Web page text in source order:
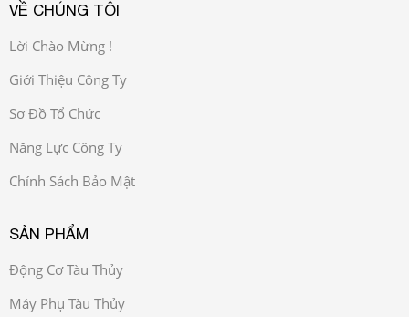
VỀ CHÚNG TÔI
Lời Chào Mừng !
Giới Thiệu Công Ty
Sơ Đồ Tổ Chức
Năng Lực Công Ty
Chính Sách Bảo Mật
SẢN PHẨM
Động Cơ Tàu Thủy
Máy Phụ Tàu Thủy